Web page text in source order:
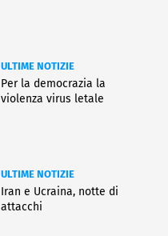
ULTIME NOTIZIE
Per la democrazia la
violenza virus letale
ULTIME NOTIZIE
Iran e Ucraina, notte di
attacchi